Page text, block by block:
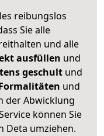
reibungslos
Sie alle
und alle
ausfüllen und
geschult und
und
der Abwicklung
können Sie
Deta umziehen.